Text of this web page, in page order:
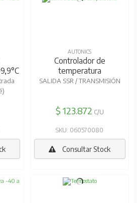
AUTONICS
Controlador de
temperatura
SALIDA SSR / TRANSMISIÓN
$ 123.872 C/U
SKU: 060570080
Consultar Stock